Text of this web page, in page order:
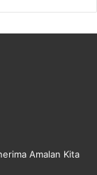
Amalan Kita